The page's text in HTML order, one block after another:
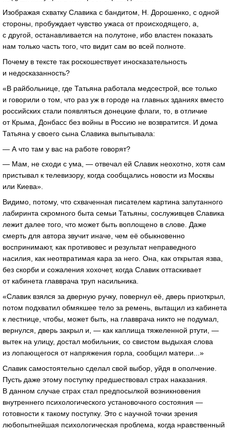
Изображая схватку Славика с бандитом, Н. Дорошенко, с одной
стороны, пробуждает чувство ужаса от происходящего, а,
с другой, останавливается на полутоне, ибо властен показать
нам только часть того, что видит сам во всей полноте.
Почему в тексте так роскошествует иносказательность
и недосказанность?
«В райбольнице, где Татьяна работала медсестрой, все только
и говорили о том, что раз уж в городе на главных зданиях вместо
российских стали появляться донецкие флаги, то, в отличие
от Крыма, Донбасс без войны в Россию не возвратится. И дома
Татьяна у своего сына Славика выпытывала:
— А что там у вас на работе говорят?
— Мам, не сходи с ума, — отвечал ей Славик неохотно, хотя сам
пристывал к телевизору, когда сообщались новости из Москвы
или Киева».
Видимо, потому, что схваченная писателем картина запутанного
лабиринта скромного быта семьи Татьяны, сослуживцев Славика
лежит далее того, что может быть воплощено в слове. Даже
смерть для автора звучит иначе, чем её обыкновенно
воспринимают, как противовес и результат неправедного
насилия, как неотвратимая кара за него. Она, как открытая язва,
без скорби и сожаления хохочет, когда Славик оттаскивает
от кабинета главврача труп насильника.
«Славик взялся за дверную ручку, повернул её, дверь приоткрыл,
потом подхватил обмякшее тело за ремень, вытащил из кабинета
к лестнице, чтобы, может быть, на главврача никто не подумал,
вернулся, дверь закрыл и, — как каплища тяжеленной ртути, —
вытек на улицу, достал мобильник, со свистом выдыхая слова
из лопающегося от напряжения горла, сообщил матери...»
Славик самостоятельно сделал свой выбор, уйдя в ополчение.
Пусть даже этому поступку предшествовал страх наказания.
В данном случае страх стал предпосылкой возникновения
внутреннего психологического установочного состояния —
готовности к такому поступку. Это с научной точки зрения
любопытнейшая психологическая проблема, когда нравственный